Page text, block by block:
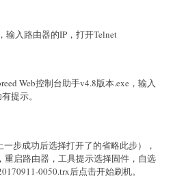
输入路由器的IP，打开Telnet
Web控制台助手v4.8版本.exe，输入
提示。
一步成功后选择打开了的省略此步），
重启路由器，工具提示选择固件，自选
0050.trx后点击开始刷机。